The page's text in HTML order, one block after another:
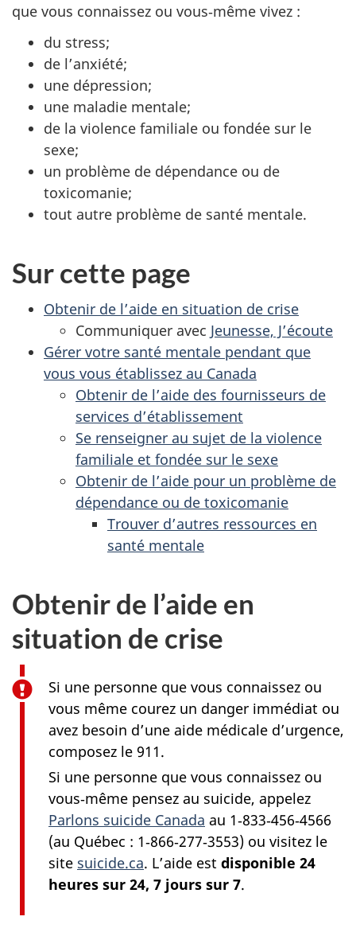
que vous connaissez ou vous‑même vivez :
du stress;
de l’anxiété;
une dépression;
une maladie mentale;
de la violence familiale ou fondée sur le
sexe;
un problème de dépendance ou de
toxicomanie;
tout autre problème de santé mentale.
Sur cette page
Obtenir de l’aide en situation de crise
Communiquer avec Jeunesse, J’écoute
Gérer votre santé mentale pendant que
vous vous établissez au Canada
Obtenir de l’aide des fournisseurs de
services d’établissement
Se renseigner au sujet de la violence
familiale et fondée sur le sexe
Obtenir de l’aide pour un problème de
dépendance ou de toxicomanie
Trouver d’autres ressources en
santé mentale
Obtenir de l’aide en
situation de crise
Si une personne que vous connaissez ou
vous même courez un danger immédiat ou
avez besoin d’une aide médicale d’urgence,
composez le 911.
Si une personne que vous connaissez ou
vous‑même pensez au suicide, appelez
Parlons suicide Canada au 1‑833‑456‑4566
(au Québec : 1‑866‑277‑3553) ou visitez le
site suicide.ca. L’aide est disponible 24
heures sur 24, 7 jours sur 7.